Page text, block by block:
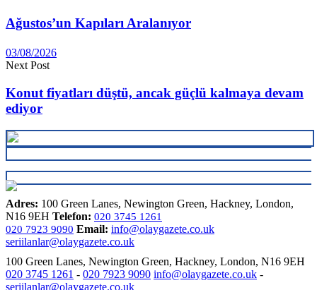
Ağustos’un Kapıları Aralanıyor
03/08/2026
Next Post
Konut fiyatları düştü, ancak güçlü kalmaya devam
ediyor
Adres: 100 Green Lanes, Newington Green, Hackney, London,
N16 9EH Telefon: 020 3745 1261
020 7923 9090 Email: info@olaygazete.co.uk
seriilanlar@olaygazete.co.uk
100 Green Lanes, Newington Green, Hackney, London, N16 9EH
020 3745 1261 - 020 7923 9090 info@olaygazete.co.uk -
seriilanlar@olaygazete.co.uk